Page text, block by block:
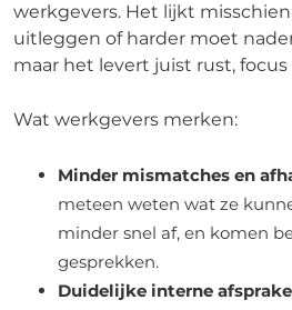
werkgevers. Het lijkt
uitleggen of harder moet
maar het levert juist rust,
Wat werkgevers merken:
Minder mismatches en
meteen weten wat ze
minder snel af, en komen
gesprekken.
Duidelijke interne